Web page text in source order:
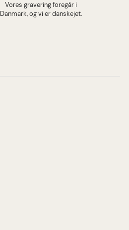
Vores gravering foregår i
Danmark, og vi er danskejet.